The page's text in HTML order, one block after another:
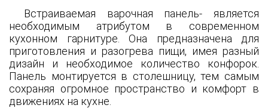
Встраиваемая варочная панель- является
необходимым атрибутом в современном
кухонном гарнитуре. Она предназначена для
приготовления и разогрева пищи, имея разный
дизайн и необходимое количество конфорок.
Панель монтируется в столешницу, тем самым
сохраняя огромное пространство и комфорт в
движениях на кухне.